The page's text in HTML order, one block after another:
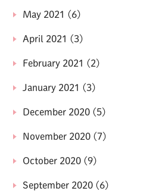
May 2021 (6)
April 2021 (3)
February 2021 (2)
January 2021 (3)
December 2020 (5)
November 2020 (7)
October 2020 (9)
September 2020 (6)